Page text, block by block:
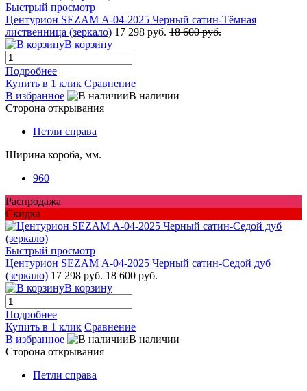
Быстрый просмотр
Центурион SEZAM А-04-2025 Черный сатин-Тёмная
лиственница (зеркало) 17 298 руб. 18 600 руб.
В корзину
Подробнее
Купить в 1 клик Сравнение
В избранное
В наличии
Сторона открывания
Петли справа
Ширина короба, мм.
960
Распродажа
Скидка
Быстрый просмотр
Центурион SEZAM А-04-2025 Черный сатин-Седой дуб
(зеркало) 17 298 руб. 18 600 руб.
В корзину
Подробнее
Купить в 1 клик Сравнение
В избранное
В наличии
Сторона открывания
Петли справа